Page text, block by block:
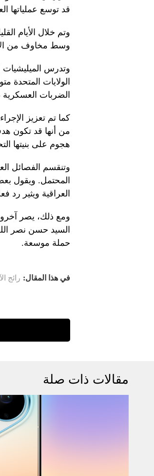
قد توسع عملياتها
وتم خلال الأيام
وسط مخاوف من
وتدرس الميليشيات
الولايات المتحدة
الضربات
كما تم تعزيز
من أنها قد تكون
هجوم على بنيتها
وتنقسم الفصائل
المحتمل. ويقول
العراقية ويثير
ومع ذلك، يصر
السيد حسن نصر
حملة موسعة.
في هذا المقال: رائج
مقالات ذات صلة